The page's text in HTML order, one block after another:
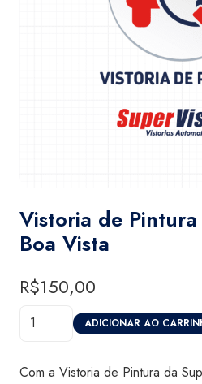
Vistoria de
Boa Vista
R$150,00
Vistoria
ADICIONAR AO
Com a Vistoria de Pintura da